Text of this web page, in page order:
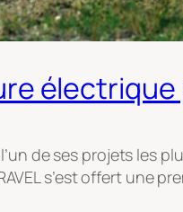
de ses projets les
s’est offert une